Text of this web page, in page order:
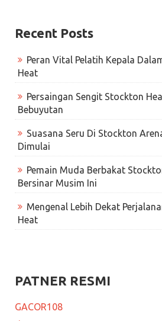
Recent Posts
Peran Vital Pelatih Kepala
Heat
Persaingan Sengit Stockton
Bebuyutan
Suasana Seru Di Stockton
Dimulai
Pemain Muda Berbakat
Bersinar Musim Ini
Mengenal Lebih Dekat
Heat
PATNER RESMI
GACOR108